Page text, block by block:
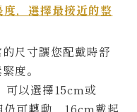
度，選擇最接近的整
尺寸讓您配戴時舒
度。
可以選擇15cm或
可轉動，16cm戴起